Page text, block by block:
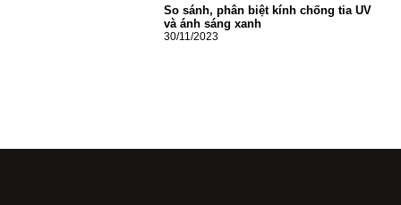
So sánh, phân biệt kính chống tia UV
và ánh sáng xanh
30/11/2023